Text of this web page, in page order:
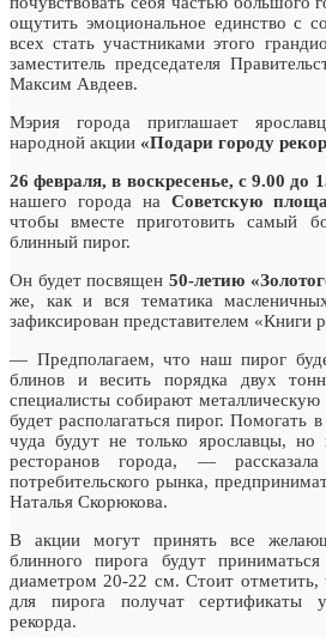
ощутить эмоциональное единство с
всех стать участниками этого
заместитель председателя
Максим Авдеев.
Мэрия города приглашает
народной акции «Подари городу
26 февраля, в воскресенье, с 9.00 до
нашего города на Советскую
чтобы вместе приготовить самый
блинный пирог.
Он будет посвящен 50-летию
же, как и вся тематика
зафиксирован представителем «Книги
— Предполагаем, что наш пирог
блинов и весить порядка двух
специалисты собирают
будет располагаться пирог. Помогать
чуда будут не только ярославцы,
ресторанов города, — рассказала
потребительского рынка,
Наталья Скорюкова.
В акции могут принять все
блинного пирога будут
диаметром 20-22 см. Стоит отметить,
для пирога получат сертификаты
рекорда.